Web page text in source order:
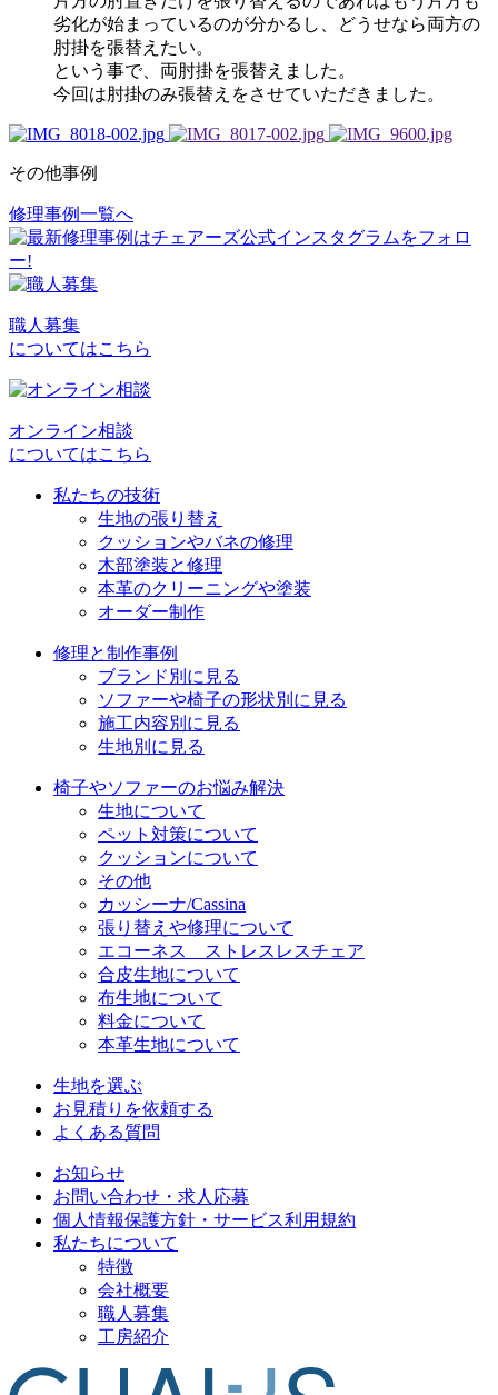
劣化が始まっているのが分かるし、どうせなら両方の
肘掛を張替えたい。
という事で、両肘掛を張替えました。
今回は肘掛のみ張替えをさせていただきました。
その他事例
投
稿
ナ
ビ
ゲ
ー
シ
ョ
修理事例一覧へ
職人募集
についてはこちら
オンライン相談
についてはこちら
私たちの技術
生地の張り替え
クッションやバネの修理
木部塗装と修理
本革のクリーニングや塗装
オーダー制作
修理と制作事例
ブランド別に見る
ソファーや椅子の形状別に見る
施工内容別に見る
生地別に見る
椅子やソファーのお悩み解決
生地について
ペット対策について
クッションについて
その他
カッシーナ/Cassina
張り替えや修理について
エコーネス ストレスレスチェア
合皮生地について
布生地について
料金について
本革生地について
生地を選ぶ
お見積りを依頼する
よくある質問
お知らせ
お問い合わせ・求人応募
個人情報保護方針・サービス利用規約
私たちについて
特徴
会社概要
職人募集
工房紹介